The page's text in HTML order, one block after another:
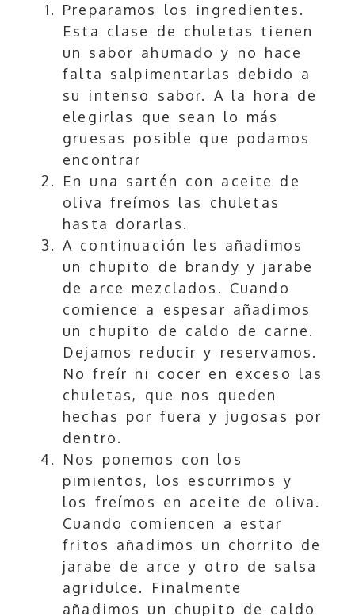
Preparamos los ingredientes.
Esta clase de chuletas tienen
un sabor ahumado y no hace
falta salpimentarlas debido a
su intenso sabor. A la hora de
elegirlas que sean lo más
gruesas posible que podamos
encontrar
En una sartén con aceite de
oliva freímos las chuletas
hasta dorarlas.
A continuación les añadimos
un chupito de brandy y jarabe
de arce mezclados. Cuando
comience a espesar añadimos
un chupito de caldo de carne.
Dejamos reducir y reservamos.
No freír ni cocer en exceso las
chuletas, que nos queden
hechas por fuera y jugosas por
dentro.
Nos ponemos con los
pimientos, los escurrimos y
los freímos en aceite de oliva.
Cuando comiencen a estar
fritos añadimos un chorrito de
jarabe de arce y otro de salsa
agridulce. Finalmente
añadimos un chupito de caldo